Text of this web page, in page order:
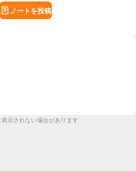
ノートを投稿
示されない場合があります